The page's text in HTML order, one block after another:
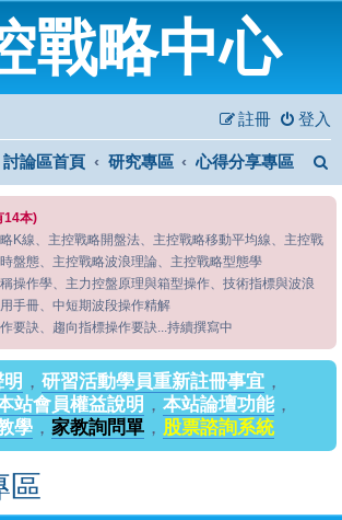
戰略中心
登入
註冊
討論區首頁 研究專區 心得分享專區
14本)
略K線、主控戰略開盤法、主控戰略移動平均線、主控戰
盤態、主控戰略波浪理論、主控戰略型態學
操作學、主力控盤原理與箱型操作、技術指標與波浪
手冊、中短期波段操作精解
作要訣、趨向指標操作要訣...持續撰寫中
， 研習活動學員重新註冊事宜 ，
站會員權益說明 ， 本站論壇功能，
學， 家教詢問單， 股票諮詢系統
區